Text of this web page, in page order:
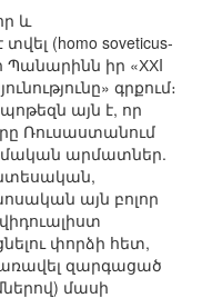
և
(homo soveticus-
իր «ХХI
գրքում։
այն է, որ
Ռուսաստանում
արմատներ.
այն բոլոր
փորձի հետ,
զարգացած
մասի